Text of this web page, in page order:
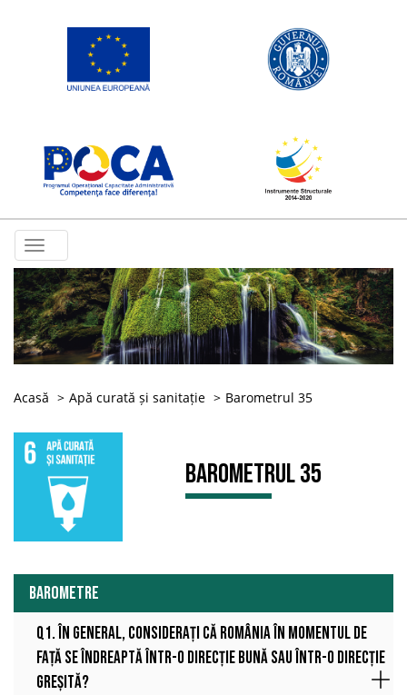
Toggle
navigation
Acasă Apă curată și sanitație Barometrul 35
Barometrul 35
BAROMETRE
Q1. În general, considerați că România în momentul de
față se îndreaptă într-o direcție bună sau într-o direcție
greșită?